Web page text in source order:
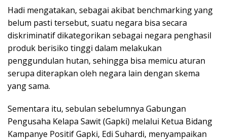
Hadi mengatakan, sebagai akibat benchmarking yang
belum pasti tersebut, suatu negara bisa secara
diskriminatif dikategorikan sebagai negara penghasil
produk berisiko tinggi dalam melakukan
penggundulan hutan, sehingga bisa memicu aturan
serupa diterapkan oleh negara lain dengan skema
yang sama.
Sementara itu, sebulan sebelumnya Gabungan
Pengusaha Kelapa Sawit (Gapki) melalui Ketua Bidang
Kampanye Positif Gapki, Edi Suhardi, menyampaikan